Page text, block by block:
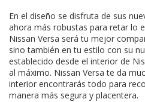
En el diseño se disfruta de sus
ahora más robustas para retar lo
Nissan Versa será tu mejor
sino también en tu estilo con su
establecido desde el interior de
al máximo. Nissan Versa te da
interior encontrarás todo para
manera más segura y placentera.